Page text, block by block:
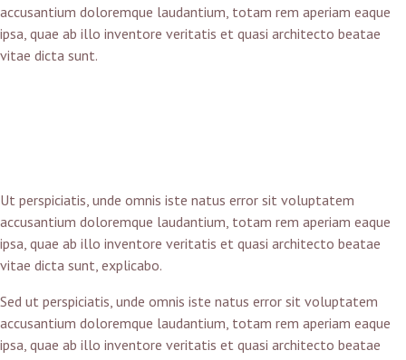
accusantium doloremque laudantium, totam rem aperiam eaque
ipsa, quae ab illo inventore veritatis et quasi architecto beatae
vitae dicta sunt.
Ut perspiciatis, unde omnis iste natus error sit voluptatem
accusantium doloremque laudantium, totam rem aperiam eaque
ipsa, quae ab illo inventore veritatis et quasi architecto beatae
vitae dicta sunt, explicabo.
Sed ut perspiciatis, unde omnis iste natus error sit voluptatem
accusantium doloremque laudantium, totam rem aperiam eaque
ipsa, quae ab illo inventore veritatis et quasi architecto beatae